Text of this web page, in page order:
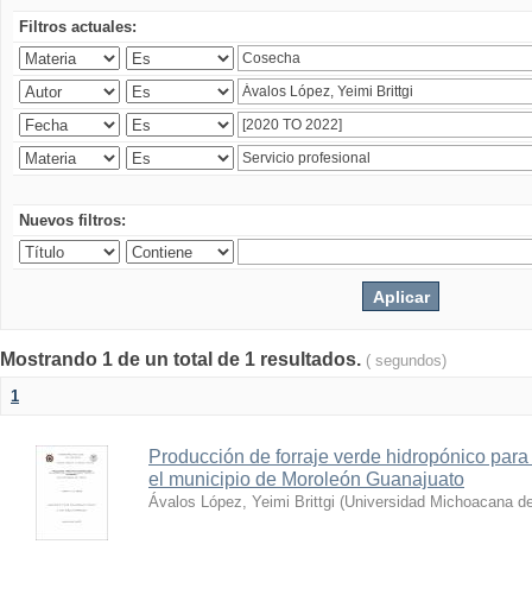
Filtros actuales:
Nuevos filtros:
Mostrando 1 de un total de 1 resultados. ( segundos)
1
Producción de forraje verde hidropónico
el municipio de Moroleón Guanajuato
Ávalos López, Yeimi Brittgi (Universidad Michoacana